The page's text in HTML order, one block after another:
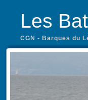
Les
CGN - Barques du